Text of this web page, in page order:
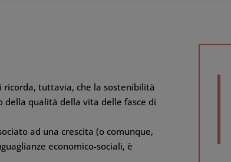
ricorda, tuttavia, che la sostenibilità
della qualità della vita delle fasce di
ad una crescita (o comunque,
economico-sociali, è